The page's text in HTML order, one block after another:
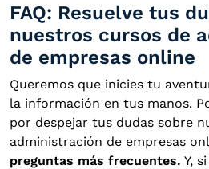
FAQ: Resuelve tus
nuestros cursos de
de empresas online
Queremos que inicies tu
la información en tus manos.
por despejar tus dudas sobre
administración de empresas
preguntas más frecuentes. Y,